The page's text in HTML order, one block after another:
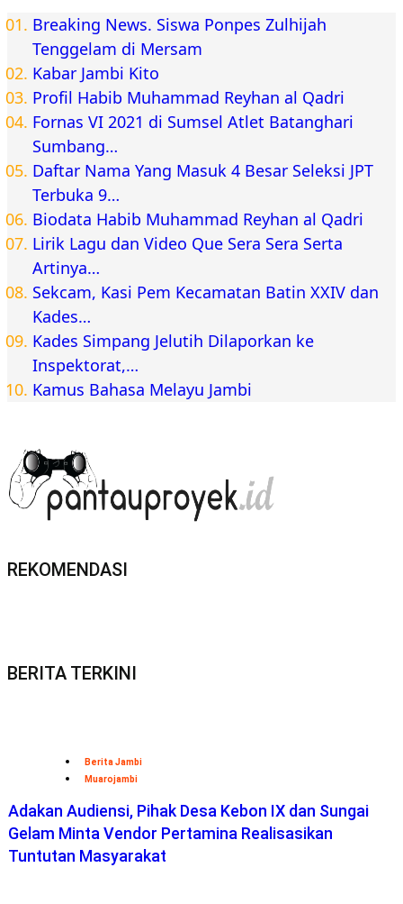
Breaking News. Siswa Ponpes Zulhijah
Tenggelam di Mersam
Kabar Jambi Kito
Profil Habib Muhammad Reyhan al Qadri
Fornas VI 2021 di Sumsel Atlet Batanghari
Sumbang…
Daftar Nama Yang Masuk 4 Besar Seleksi JPT
Terbuka 9…
Biodata Habib Muhammad Reyhan al Qadri
Lirik Lagu dan Video Que Sera Sera Serta
Artinya…
Sekcam, Kasi Pem Kecamatan Batin XXIV dan
Kades…
Kades Simpang Jelutih Dilaporkan ke
Inspektorat,…
Kamus Bahasa Melayu Jambi
REKOMENDASI
BERITA TERKINI
Berita Jambi
Muarojambi
Adakan Audiensi, Pihak Desa Kebon IX dan Sungai
Gelam Minta Vendor Pertamina Realisasikan
Tuntutan Masyarakat